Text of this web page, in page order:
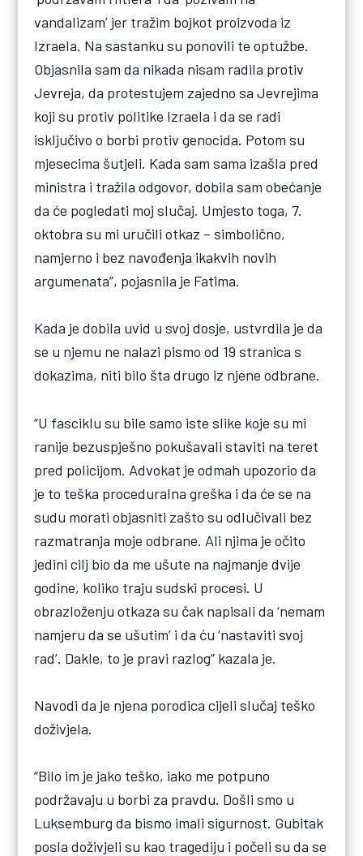
vandalizam’ jer tražim bojkot proizvoda iz
Izraela. Na sastanku su ponovili te optužbe.
Objasnila sam da nikada nisam radila protiv
Jevreja, da protestujem zajedno sa Jevrejima
koji su protiv politike Izraela i da se radi
isključivo o borbi protiv genocida. Potom su
mjesecima šutjeli. Kada sam sama izašla pred
ministra i tražila odgovor, dobila sam obećanje
da će pogledati moj slučaj. Umjesto toga, 7.
oktobra su mi uručili otkaz – simbolično,
namjerno i bez navođenja ikakvih novih
argumenata”, pojasnila je Fatima.
Kada je dobila uvid u svoj dosje, ustvrdila je da
se u njemu ne nalazi pismo od 19 stranica s
dokazima, niti bilo šta drugo iz njene odbrane.
“U fasciklu su bile samo iste slike koje su mi
ranije bezuspješno pokušavali staviti na teret
pred policijom. Advokat je odmah upozorio da
je to teška proceduralna greška i da će se na
sudu morati objasniti zašto su odlučivali bez
razmatranja moje odbrane. Ali njima je očito
jedini cilj bio da me ušute na najmanje dvije
godine, koliko traju sudski procesi. U
obrazloženju otkaza su čak napisali da ‘nemam
namjeru da se ušutim’ i da ću ‘nastaviti svoj
rad’. Dakle, to je pravi razlog” kazala je.
Navodi da je njena porodica cijeli slučaj teško
doživjela.
“Bilo im je jako teško, iako me potpuno
podržavaju u borbi za pravdu. Došli smo u
Luksemburg da bismo imali sigurnost. Gubitak
posla doživjeli su kao tragediju i počeli su da se